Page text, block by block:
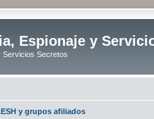
Espionaje y
Servicios Secretos
y grupos afiliados